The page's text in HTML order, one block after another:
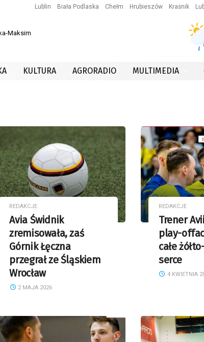
Lublin Biała Podlaska Chełm Hrubieszów Kraśnik
Maksim
KULTURA AGRORADIO MULTIMEDIA
REDAKCJE
Avia Świdnik
zremisowała, zaś
Górnik Łęczna
przegrał ze Śląskiem
Wrocław
2 MAJA 2026
REDAKCJE
Trener
play-
całe
serce
4 KWIETNIA